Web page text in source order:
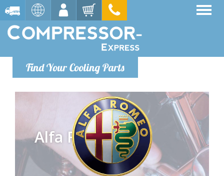
Find Your Cooling Parts
Alfa Romeo